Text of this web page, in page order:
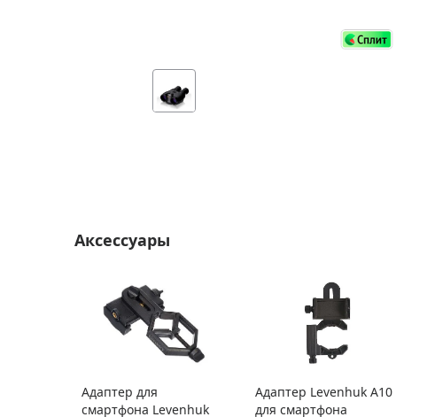
Астропланетарии
Подарки
Аксессуары
Адаптер для
смартфона Levenhuk
Адаптер Levenhuk A10
для смартфона